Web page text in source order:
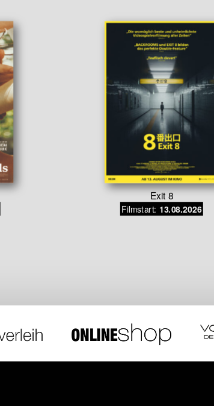
Exit 8
Filmstart: 13.08.2026